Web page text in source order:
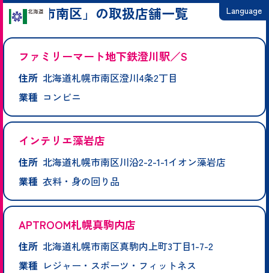
Language
한국어
「札幌市南区」の取扱店舗一覧
ファミリーマート地下鉄澄川駅／S
住所 北海道札幌市南区澄川4条2丁目
業種 コンビニ
インテリエ藻岩店
住所 北海道札幌市南区川沿2-2-1-1イオン藻岩店
業種 衣料・身の回り品
APTROOM札幌真駒内店
住所 北海道札幌市南区真駒内上町3丁目1-7-2
業種 レジャー・スポーツ・フィットネス